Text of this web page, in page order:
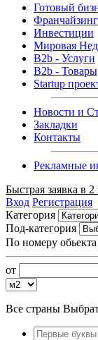
Готовый
Франчайзинг
Инвестиции
Мировая
B2b - Услуги
B2b -
Startup
Новости и
Закладки
Контакты
Рекламные
Быстрая заявка в 2
Вход Регистрация
Категория
Под-категория
По номеру обьекта
от
Все страны